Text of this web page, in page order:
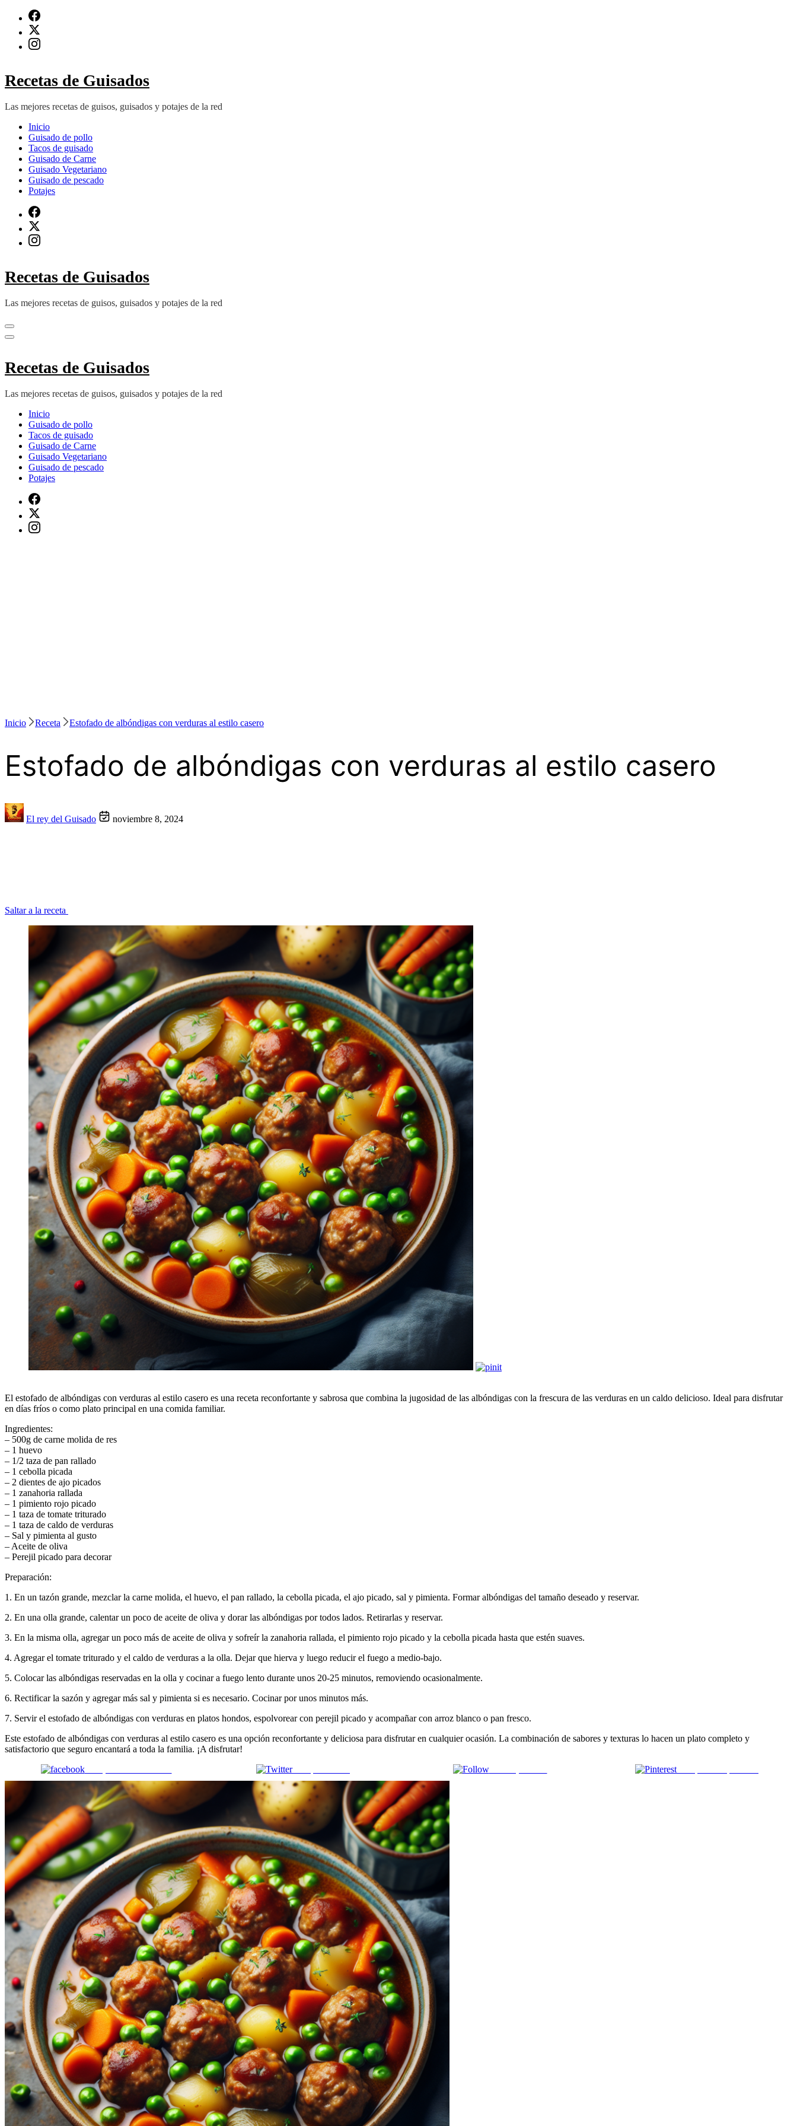
contenido
(presiona
Recetas de Guisados
Las mejores recetas de guisos, guisados y potajes de la red
Inicio
Guisado de pollo
Tacos de guisado
Guisado de Carne
Guisado Vegetariano
Guisado de pescado
Potajes
Recetas de Guisados
Las mejores recetas de guisos, guisados y potajes de la red
Recetas de Guisados
Las mejores recetas de guisos, guisados y potajes de la red
Inicio
Guisado de pollo
Tacos de guisado
Guisado de Carne
Guisado Vegetariano
Guisado de pescado
Potajes
Inicio Receta Estofado de albóndigas con verduras al estilo casero
Estofado de albóndigas con verduras al estilo casero
El rey del Guisado noviembre 8, 2024
Saltar a la receta
El estofado de albóndigas con verduras al estilo casero es una receta reconfortante y sabrosa que combina la jugosidad de las albóndigas con la frescura de las verduras en un caldo delicioso. Ideal para disfrutar
en días fríos o como plato principal en una comida familiar.
Ingredientes:
– 500g de carne molida de res
– 1 huevo
– 1/2 taza de pan rallado
– 1 cebolla picada
– 2 dientes de ajo picados
– 1 zanahoria rallada
– 1 pimiento rojo picado
– 1 taza de tomate triturado
– 1 taza de caldo de verduras
– Sal y pimienta al gusto
– Aceite de oliva
– Perejil picado para decorar
Preparación:
1. En un tazón grande, mezclar la carne molida, el huevo, el pan rallado, la cebolla picada, el ajo picado, sal y pimienta. Formar albóndigas del tamaño deseado y reservar.
2. En una olla grande, calentar un poco de aceite de oliva y dorar las albóndigas por todos lados. Retirarlas y reservar.
3. En la misma olla, agregar un poco más de aceite de oliva y sofreír la zanahoria rallada, el pimiento rojo picado y la cebolla picada hasta que estén suaves.
4. Agregar el tomate triturado y el caldo de verduras a la olla. Dejar que hierva y luego reducir el fuego a medio-bajo.
5. Colocar las albóndigas reservadas en la olla y cocinar a fuego lento durante unos 20-25 minutos, removiendo ocasionalmente.
6. Rectificar la sazón y agregar más sal y pimienta si es necesario. Cocinar por unos minutos más.
7. Servir el estofado de albóndigas con verduras en platos hondos, espolvorear con perejil picado y acompañar con arroz blanco o pan fresco.
Este estofado de albóndigas con verduras al estilo casero es una opción reconfortante y deliciosa para disfrutar en cualquier ocasión. La combinación de sabores y texturas lo hacen un plato completo y
satisfactorio que seguro encantará a toda la familia. ¡A disfrutar!
Comparte en Facebook
Comparte en X Enviar por mail